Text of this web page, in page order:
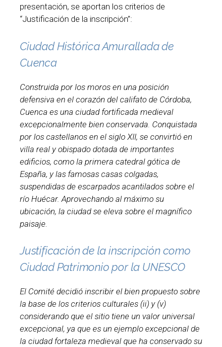
presentación, se aportan los criterios de
“Justificación de la inscripción”:
Ciudad Histórica Amurallada de
Cuenca
Construida por los moros en una posición
defensiva en el corazón del califato de Córdoba,
Cuenca es una ciudad fortificada medieval
excepcionalmente bien conservada. Conquistada
por los castellanos en el siglo XII, se convirtió en
villa real y obispado dotada de importantes
edificios, como la primera catedral gótica de
España, y las famosas casas colgadas,
suspendidas de escarpados acantilados sobre el
río Huécar. Aprovechando al máximo su
ubicación, la ciudad se eleva sobre el magnífico
paisaje.
Justificación de la inscripción como
Ciudad Patrimonio por la UNESCO
El Comité decidió inscribir el bien propuesto sobre
la base de los criterios culturales (ii) y (v)
considerando que el sitio tiene un valor universal
excepcional, ya que es un ejemplo excepcional de
la ciudad fortaleza medieval que ha conservado su